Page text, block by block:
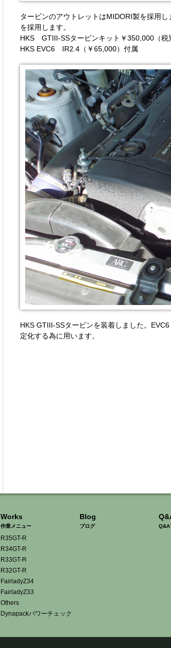
タービンのアウトレットはMIDORI製を採用
を採用します。
HKS GTIII-SSタービンキット￥350,000（税
HKS EVC6 IR2.4（￥65,000）付属
HKS GTIII-SSタービンを装着しました。
定化する為に用います。
Works
作業メニュー
R35GT-R
R34GT-R
R33GT-R
R32GT-R
FairladyZ34
FairladyZ33
Others
Dynapackパワーチェック
Blog
ブログ Q&A